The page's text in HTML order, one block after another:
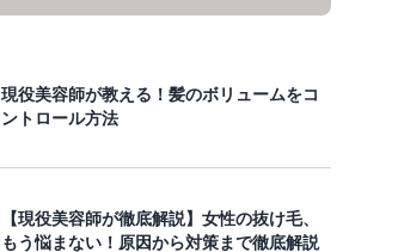
現役美容師が教える！髪のボリュームをコ
ントロール方法
【現役美容師が徹底解説】女性の抜け毛、
もう悩まない！原因から対策まで徹底解説